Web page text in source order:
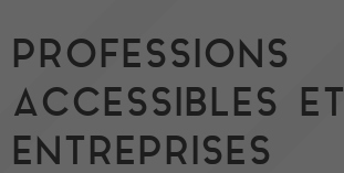
PROFESSIONS
ACCESSIBLES ET
ENTREPRISES